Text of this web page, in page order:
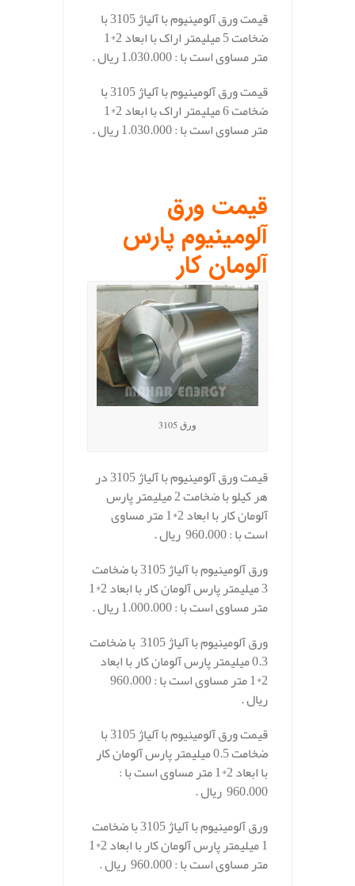
قیمت ورق آلومینیوم با آلیاژ 3105 با
ضخامت 5 میلیمتر اراک با ابعاد 2*1
متر مساوی است با : 1.030.000 ریال .
قیمت ورق آلومینیوم با آلیاژ 3105 با
ضخامت 6 میلیمتر اراک با ابعاد 2*1
متر مساوی است با : 1.030.000 ریال .
قیمت ورق
آلومینیوم پارس
آلومان کار
ورق 3105
قیمت ورق آلومینیوم با آلیاژ 3105 در
هر کیلو با ضخامت 2 میلیمتر پارس
آلومان کار با ابعاد 2*1 متر مساوی
است با : 960.000 ریال .
ورق آلومینیوم با آلیاژ 3105 با ضخامت
3 میلیمتر پارس آلومان کار با ابعاد 2*1
متر مساوی است با : 1.000.000 ریال .
ورق آلومینیوم با آلیاژ 3105 با ضخامت
0.3 میلیمتر پارس آلومان کار با ابعاد
ریال .
قیمت ورق آلومینیوم با آلیاژ 3105 با
ضخامت 0.5 میلیمتر پارس آلومان کار
با ابعاد 2*1 متر مساوی است با :
960.000 ریال .
ورق آلومینیوم با آلیاژ 3105 با ضخامت
1 میلیمتر پارس آلومان کار با ابعاد 2*1
متر مساوی است با : 960.000 ریال .